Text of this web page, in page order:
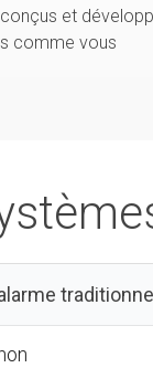
et
comme vous